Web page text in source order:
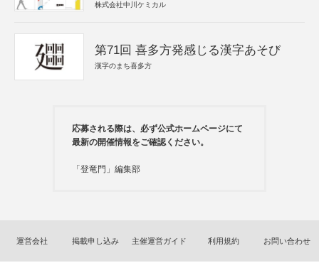
株式会社中川ケミカル
第71回 喜多方発感じる漢字あそび
漢字のまち喜多方
応募される際は、必ず公式ホームページにて
最新の開催情報をご確認ください。
「登竜門」編集部
運営会社 掲載申し込み 主催運営ガイド 利用規約 お問い合わせ